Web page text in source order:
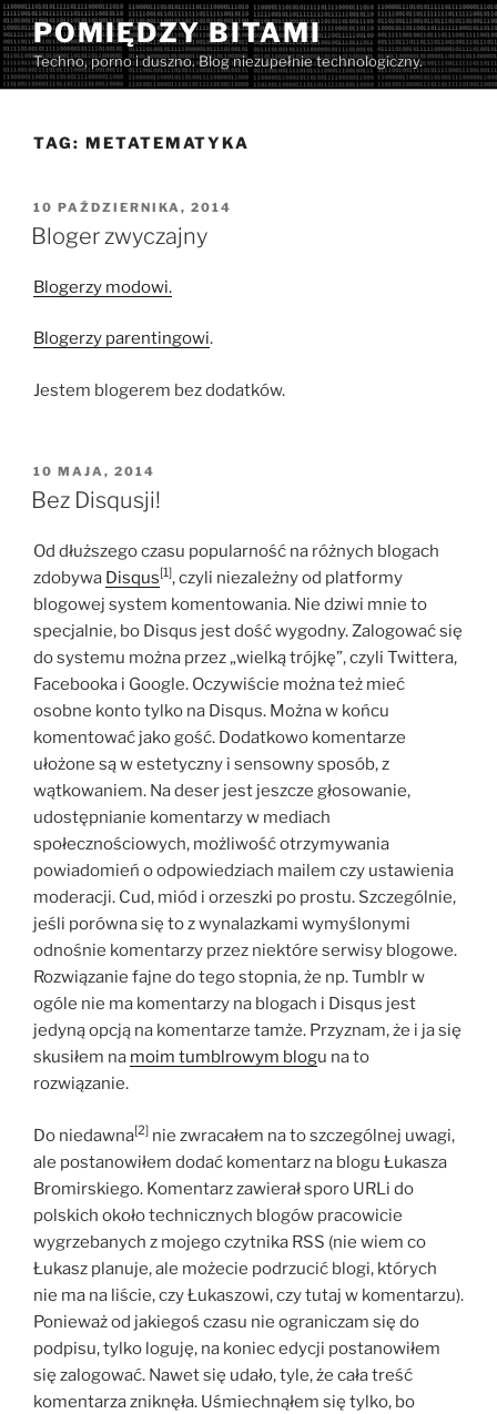
Przejdź
do
treści
POMIĘDZY BITAMI
Techno, porno i duszno. Blog niezupełnie technologiczny.
TAG: METATEMATYKA
OPUBLIKOWANE
W
10 PAŹDZIERNIKA, 2014
Bloger zwyczajny
Blogerzy modowi.
Blogerzy parentingowi.
Jestem blogerem bez dodatków.
OPUBLIKOWANE
W
10 MAJA, 2014
Bez Disqusji!
Od dłuższego czasu popularność na różnych blogach
zdobywa Disqus[1], czyli niezależny od platformy
blogowej system komentowania. Nie dziwi mnie to
specjalnie, bo Disqus jest dość wygodny. Zalogować się
do systemu można przez „wielką trójkę”, czyli Twittera,
Facebooka i Google. Oczywiście można też mieć
osobne konto tylko na Disqus. Można w końcu
komentować jako gość. Dodatkowo komentarze
ułożone są w estetyczny i sensowny sposób, z
wątkowaniem. Na deser jest jeszcze głosowanie,
udostępnianie komentarzy w mediach
społecznościowych, możliwość otrzymywania
powiadomień o odpowiedziach mailem czy ustawienia
moderacji. Cud, miód i orzeszki po prostu. Szczególnie,
jeśli porówna się to z wynalazkami wymyślonymi
odnośnie komentarzy przez niektóre serwisy blogowe.
Rozwiązanie fajne do tego stopnia, że np. Tumblr w
ogóle nie ma komentarzy na blogach i Disqus jest
jedyną opcją na komentarze tamże. Przyznam, że i ja się
skusiłem na moim tumblrowym blogu na to
rozwiązanie.
Do niedawna[2] nie zwracałem na to szczególnej uwagi,
ale postanowiłem dodać komentarz na blogu Łukasza
Bromirskiego. Komentarz zawierał sporo URLi do
polskich około technicznych blogów pracowicie
wygrzebanych z mojego czytnika RSS (nie wiem co
Łukasz planuje, ale możecie podrzucić blogi, których
nie ma na liście, czy Łukaszowi, czy tutaj w komentarzu).
Ponieważ od jakiegoś czasu nie ograniczam się do
podpisu, tylko loguję, na koniec edycji postanowiłem
się zalogować. Nawet się udało, tyle, że cała treść
komentarza zniknęła. Uśmiechnąłem się tylko, bo